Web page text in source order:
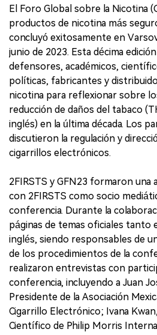
El Foro Global sobre la Nicotina
productos de nicotina más
concluyó exitosamente en
junio de 2023. Esta décima
defensores, académicos,
políticas, fabricantes y
nicotina para reflexionar sobre
reducción de daños del tabaco
inglés) en la última década. Los
discutieron la regulación y
cigarrillos electrónicos.
2FIRSTS y GFN23 formaron una
con 2FIRSTS como socio
conferencia. Durante la
páginas de temas oficiales tanto
inglés, siendo responsables de
de los procedimientos de la
realizaron entrevistas con
conferencia, incluyendo a Juan
Presidente de la Asociación
Cigarrillo Electrónico; Ivana
Científico de Philip Morris